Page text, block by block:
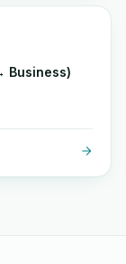
Business)